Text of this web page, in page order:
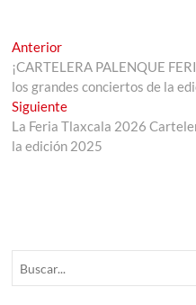
Navegación
de
entradas
AnteriorEntrada
anterior:
¡CARTELERA PALENQUE
los grandes conciertos de la
SiguienteEntrada
siguiente:
La Feria Tlaxcala 2026
la edición 2025